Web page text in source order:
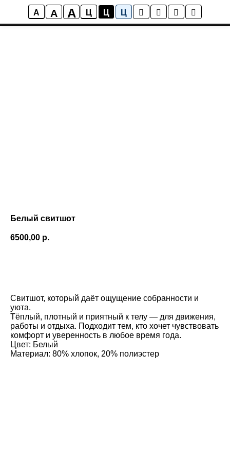
A A A Ц Ц Ц
Белый свитшот
6500,00 р.
Свитшот, который даёт ощущение собранности и
уюта.
Тёплый, плотный и приятный к телу — для движения,
работы и отдыха. Подходит тем, кто хочет чувствовать
комфорт и уверенность в любое время года.
Цвет: Белый
Материал: 80% хлопок, 20% полиэстер